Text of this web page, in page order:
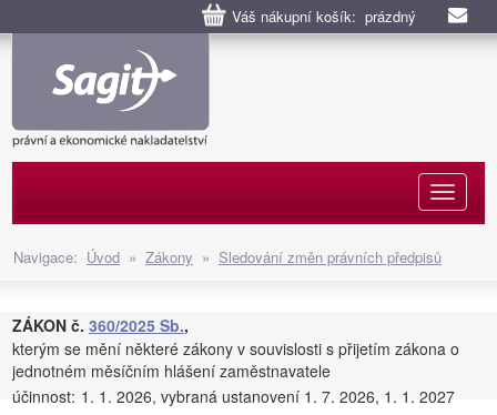
Váš nákupní košík: prázdný
Navigace: Úvod » Zákony » Sledování změn právních předpisů
ZÁKON č. 360/2025 Sb.,
kterým se mění některé zákony v souvislosti s přijetím zákona o
jednotném měsíčním hlášení zaměstnavatele
účinnost: 1. 1. 2026, vybraná ustanovení 1. 7. 2026, 1. 1. 2027